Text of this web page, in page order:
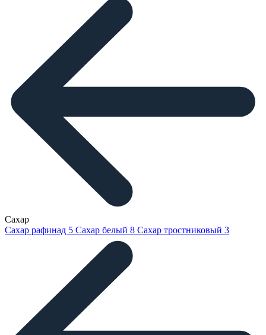
Сахар
Сахар рафинад 5 Сахар белый 8 Сахар тростниковый 3